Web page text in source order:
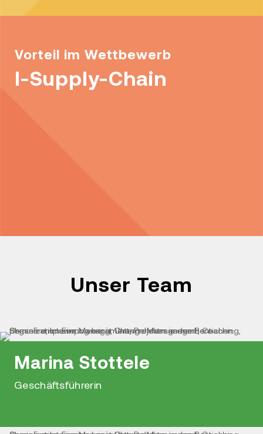
Vorteil im Wettbewerb
I-Supply-Chain
Unser Team
Marina Stottele
Geschäftsführerin